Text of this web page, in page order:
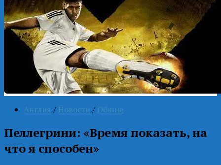
Англия / Новости / Общие
Пеллегрини: «Время показать, на
что я способен»